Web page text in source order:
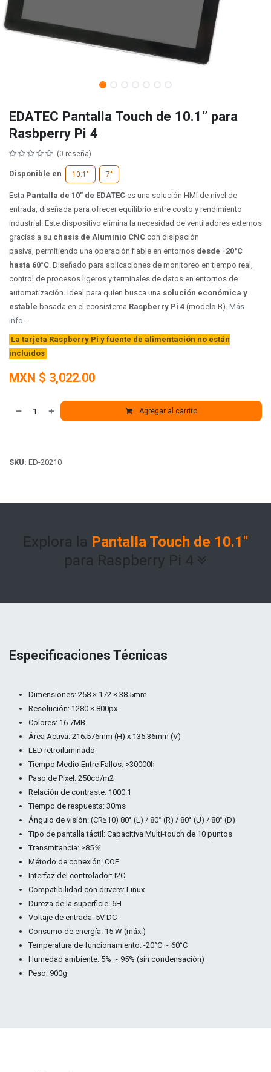
EDATEC Pantalla Touch de 10.1’’ para
Rasbperry Pi 4
(0 reseña)
Disponible en 10.1" 7"
Esta Pantalla de 10"​ de EDATEC es una solución HMI de nivel de
entrada, diseñada para ofrecer equilibrio entre costo y rendimiento
industrial. Este dispositivo elimina la necesidad de ventiladores externos
gracias a su chasis de Aluminio CNC con disipación
pasiva, permitiendo una operación fiable en entornos desde -20°C
hasta 60°C. Diseñado para aplicaciones de monitoreo en tiempo real,
control de procesos ligeros y terminales de datos en entornos de
automatización. Ideal para quien busca una solución económica y
estable basada en el ecosistema Raspberry Pi 4 (modelo B). Más
info...
La tarjeta Raspberry Pi y fuente de alimentación no están
incluidos
MXN $ 3,022.00
Agregar al carrito
SKU: ED-20210
Explora la Pantalla Touch de 10.1"
para Raspberry Pi 4
Especificaciones Técnicas
Dimensiones: 258 × 172 × 38.5mm
Resolución: 1280 × 800px
Colores: 16.7MB
Área Activa: 216.576mm (H) x 135.36mm (V)
LED retroiluminado
Tiempo Medio Entre Fallos: >30000h
Paso de Pixel: 250cd/m2
Relación de contraste: 1000:1
Tiempo de respuesta: 30ms
Ángulo de visión: (CR≥10) 80° (L) / 80° (R) / 80° (U) / 80° (D)
Tipo de pantalla táctil: Capacitiva Multi-touch de 10 puntos
Transmitancia: ≥85％
Método de conexión: COF
Interfaz del controlador: I2C
Compatibilidad con drivers: Linux
Dureza de la superficie: 6H
Voltaje de entrada: 5V DC
Consumo de energía: 15 W (máx.)
Temperatura de funcionamiento: -20°C ~ 60°C
Humedad ambiente: 5% ~ 95% (sin condensación)
Peso: 900g